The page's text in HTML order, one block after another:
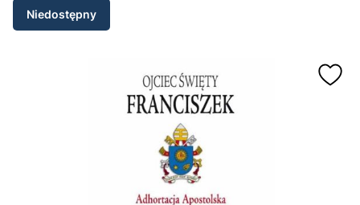
Niedostępny